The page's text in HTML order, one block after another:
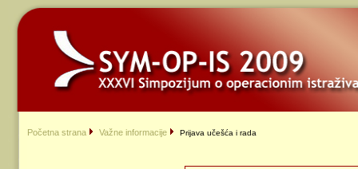
Početna strana Važne informacije Prijava učešća i rada